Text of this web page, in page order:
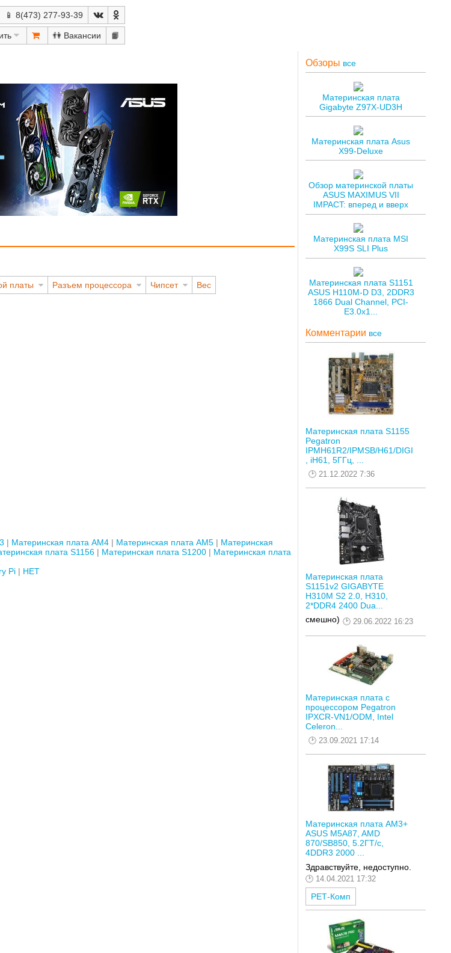
📱 8(473) 277-93-39
👫 📙
платы Разъем процессора Чипсет Вес
Материнская плата AM4 Материнская плата AM5
Материнская
плата S1156 Материнская плата S1200
Материнская плата
Pi НЕТ
Обзоры все
Материнская плата
Gigabyte Z97X-UD3H
Материнская плата Asus
X99-Deluxe
Обзор материнской платы
ASUS MAXIMUS VII
IMPACT: вперед и вверх
Материнская плата MSI
X99S SLI Plus
Материнская плата S1151
ASUS H110M-D D3, 2DDR3
1866 Dual Channel, PCI-
E3.0x1...
Комментарии все
Материнская плата S1155
Pegatron
IPMH61R2/IPMSB/H61/DIGI
, iH61, 5ГГц, ...
21.12.2022 7:36
Материнская плата
S1151v2 GIGABYTE
H310M S2 2.0, H310,
2*DDR4 2400 Dua...
смешно)
29.06.2022 16:23
Материнская плата с
процессором Pegatron
IPXCR-VN1/ODM, Intel
Celeron...
23.09.2021 17:14
Материнская плата AM3+
ASUS M5A87, AMD
870/SB850, 5.2ГТ/с,
4DDR3 2000 ...
Здравствуйте, недоступно.
14.04.2021 17:32
РЕТ-Комп